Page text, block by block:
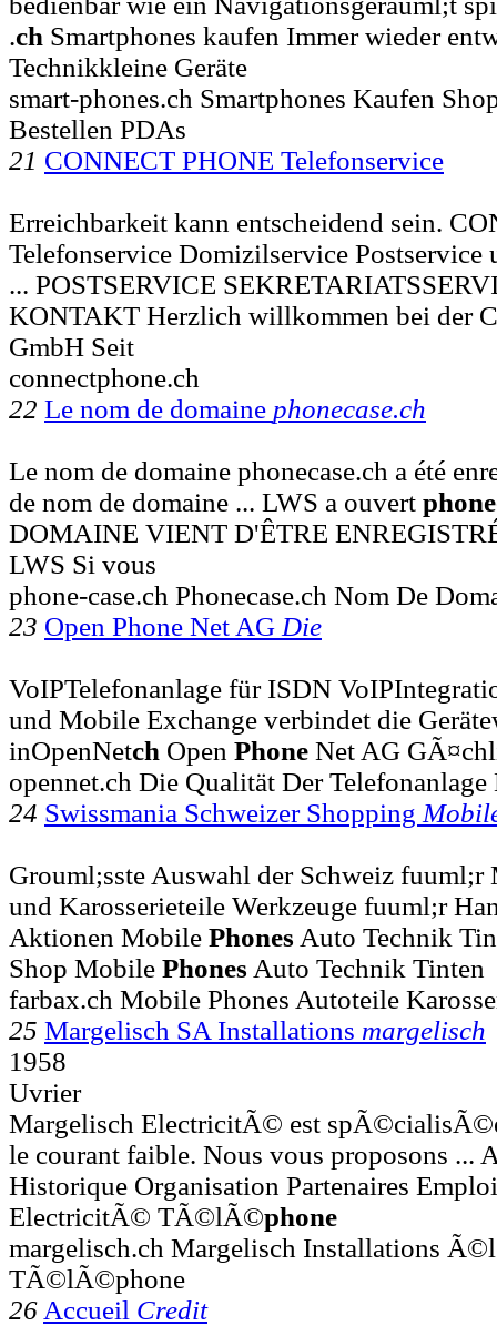
.ch Smartphones kaufen Immer wieder
Technikkleine Geräte
smart-phones.ch Smartphones Kaufen
Bestellen PDAs
21 CONNECT PHONE Telefonservice
Erreichbarkeit kann entscheidend sein.
Telefonservice Domizilservice Postservice
... POSTSERVICE
KONTAKT Herzlich willkommen bei der
GmbH Seit
connectphone.ch
22 Le nom de domaine phonecase.ch
Le nom de domaine phonecase.ch a été
de nom de domaine ... LWS a ouvert phone
DOMAINE VIENT D'ÊTRE
LWS Si vous
phone-case.ch Phonecase.ch Nom De
23 Open Phone Net AG Die
VoIPTelefonanlage für ISDN
und Mobile Exchange verbindet die
inOpenNetch Open Phone Net AG
opennet.ch Die Qualität Der
24 Swissmania Schweizer Shopping
Grouml;sste Auswahl der Schweiz fuuml;r
und Karosserieteile Werkzeuge fuuml;r
Aktionen Mobile Phones Auto Technik
Shop Mobile Phones Auto Technik Tinten
farbax.ch Mobile Phones Autoteile
25 Margelisch SA Installations margelisch
1958
Uvrier
Margelisch ElectricitÃ© est
le courant faible. Nous vous proposons ...
Historique Organisation Partenaires
ElectricitÃ© TÃ©lÃ©phone
margelisch.ch Margelisch Installations
TÃ©lÃ©phone
26 Accueil Credit